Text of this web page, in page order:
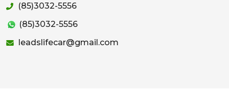
(85)3032-5556
(85)3032-5556
leadslifecar@gmail.com